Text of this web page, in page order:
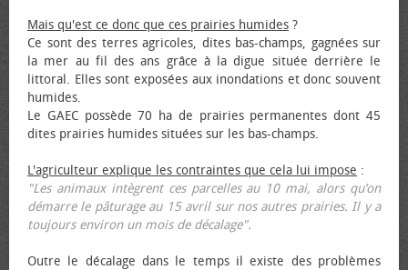
Mais qu'est ce donc que ces prairies humides ?
Ce sont des terres agricoles, dites bas-champs, gagnées sur
la mer au fil des ans grâce à la digue située derrière le
littoral. Elles sont exposées aux inondations et donc souvent
humides.
Le GAEC possède 70 ha de prairies permanentes dont 45
dites prairies humides situées sur les bas-champs.
L'agriculteur explique les contraintes que cela lui impose :
"Les animaux intègrent ces parcelles au 10 mai, alors qu’on
démarre le pâturage au 15 avril sur nos autres prairies. Il y a
toujours environ un mois de décalage".
Outre le décalage dans le temps il existe des problèmes